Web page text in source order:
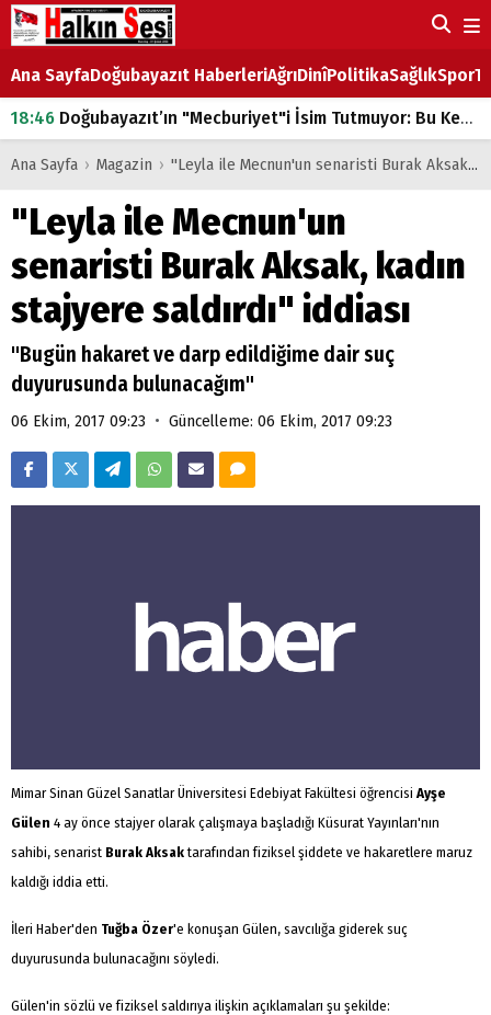
Ana SayfaDoğubayazıt HaberleriAğrıDinîPolitikaSağlıkSpor
18:46 Doğubayazıt’ın "Mecburiyet"i İsim Tutmuyor: Bu Kez de Mem u Zîn Oldu!
07:53Doğubayazıt’ta Ekmek Fiyatlarına Zam
Doğubayazıt'ta çocukların sırtındaki ağır yük
DEVLET ve HÜKÜMET
18:29ÇARŞI CADDESİ YAZ BOZ TAHTASI
Ana Sayfa › Magazin › "Leyla ile Mecnun'un senaristi Burak Aksak, kadın stajyere saldırdı" iddiası
"Leyla ile Mecnun'un
senaristi Burak Aksak, kadın
stajyere saldırdı" iddiası
"Bugün hakaret ve darp edildiğime dair suç
duyurusunda bulunacağım"
06 Ekim, 2017 09:23 • Güncelleme: 06 Ekim, 2017 09:23
Mimar Sinan Güzel Sanatlar Üniversitesi Edebiyat Fakültesi öğrencisi Ayşe
Gülen 4 ay önce stajyer olarak çalışmaya başladığı Küsurat Yayınları'nın
sahibi, senarist Burak Aksaktarafından fiziksel şiddete ve hakaretlere maruz
kaldığı iddia etti.
İleri Haber'den Tuğba Özer'e konuşan Gülen, savcılığa giderek suç
duyurusunda bulunacağını söyledi.
Gülen'in sözlü ve fiziksel saldırıya ilişkin açıklamaları şu şekilde: